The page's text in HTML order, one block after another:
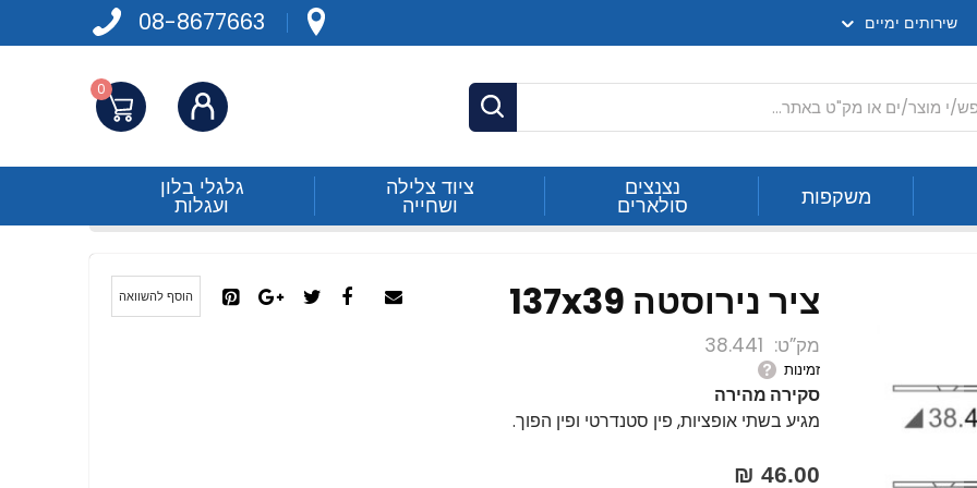
08-8677663 שירותים ימיים
חפש
התחברות 0
משקפות נצנצים
סולארים
ציוד צלילה
ושחייה
גלגלי בלון
ועגלות
ציר נירוסטה 137x39
מק”ט 38.441
זמינות
סקירה מהירה
מגיע בשתי אופציות, פין סטנדרטי ופין הפוך.
46.00 ₪
הוסף להשוואה